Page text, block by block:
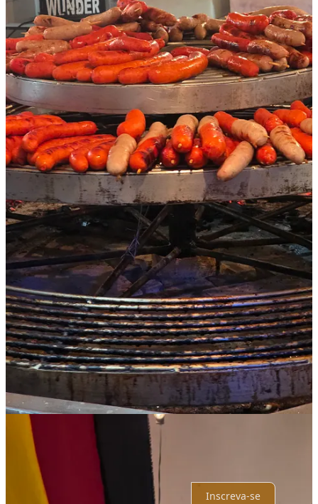
2
2
Compartilhar
Anterior
Próximo
Discussão sobre este post
Comentários Restacks
Tarcizio
Oct 13, 2025
Uma festa maravilhosa!!!! Adoro!!!! Já fui varias vezes.... e a cada
ano se supera!!!
Responder
Compartilhar
1 resposta de Christian Gurtner
Mais um comentário...
Discussões
Nenhuma publicação
Pronto para mais?
Inscreva-se